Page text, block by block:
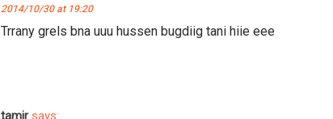
2014/10/30 at 19:20
Trrany grels bna uuu hussen bugdiig tani hiie eee
tamir says: